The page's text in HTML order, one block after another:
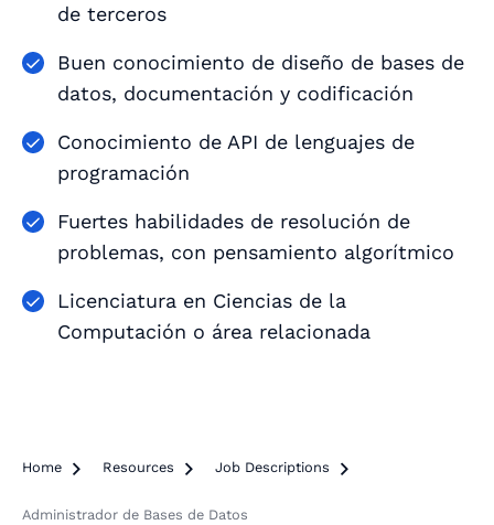
de terceros
Buen conocimiento de diseño de bases de
datos, documentación y codificación
Conocimiento de API de lenguajes de
programación
Fuertes habilidades de resolución de
problemas, con pensamiento algorítmico
Licenciatura en Ciencias de la
Computación o área relacionada
Home  Resources  Job Descriptions 
Administrador de Bases de Datos